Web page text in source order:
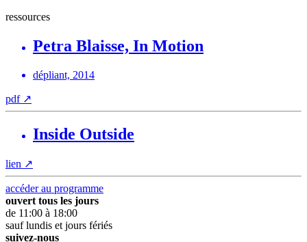
ressources
Petra Blaisse, In Motion
dépliant, 2014
pdf ↗
Inside Outside
lien ↗
accéder au programme
ouvert tous les jours
de 11:00 à 18:00
sauf lundis et jours fériés
suivez-nous